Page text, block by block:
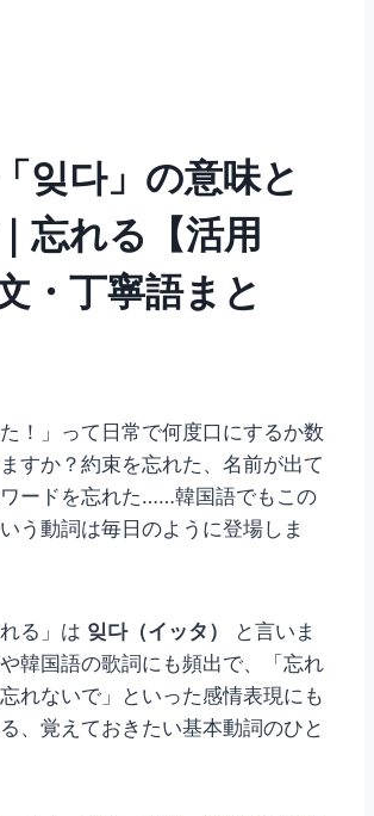
잊다」の意味と
忘れる【活用
・丁寧語まと
た！」って日常で何度口にするか数
すか？約束を忘れた、名前が出て
ードを忘れた……韓国語でもこの
いう動詞は毎日のように登場しま
る」は 잊다（イッタ）
と言いま
韓国語の歌詞にも頻出で、「忘れ
れないで」といった感情表現にも
、覚えておきたい基本動詞のひと